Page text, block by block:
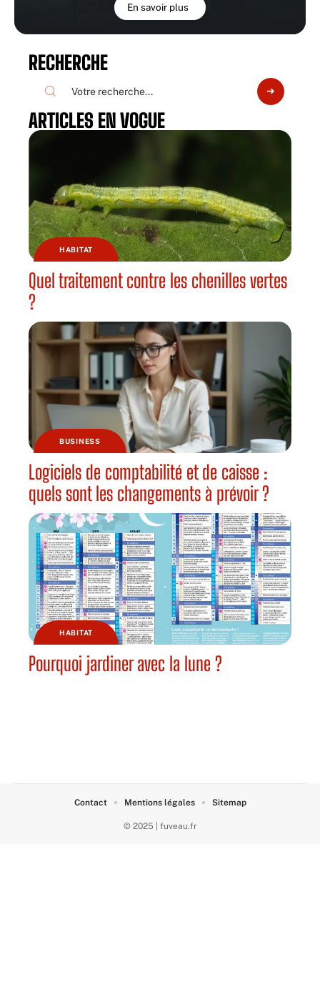
En savoir plus
RECHERCHE
ARTICLES EN VOGUE
HABITAT
Quel traitement contre les chenilles vertes
?
BUSINESS
Logiciels de comptabilité et de caisse :
quels sont les changements à prévoir ?
HABITAT
Pourquoi jardiner avec la lune ?
© 2025 | fuveau.fr
Contact Mentions légales Sitemap